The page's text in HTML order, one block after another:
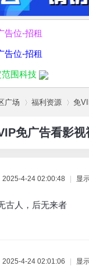
告位-招租
告位-招租
围科技
广场 福利资源 免
免广告看影视
2025-4-24 02:00:48 显
古人，后无来者
2025-4-24 02:01:06 显